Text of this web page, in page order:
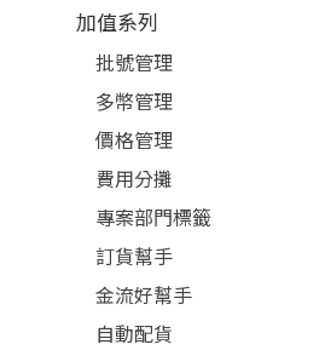
加值系列
批號管理
多幣管理
價格管理
費用分攤
專案部門標籤
訂貨幫手
金流好幫手
自動配貨